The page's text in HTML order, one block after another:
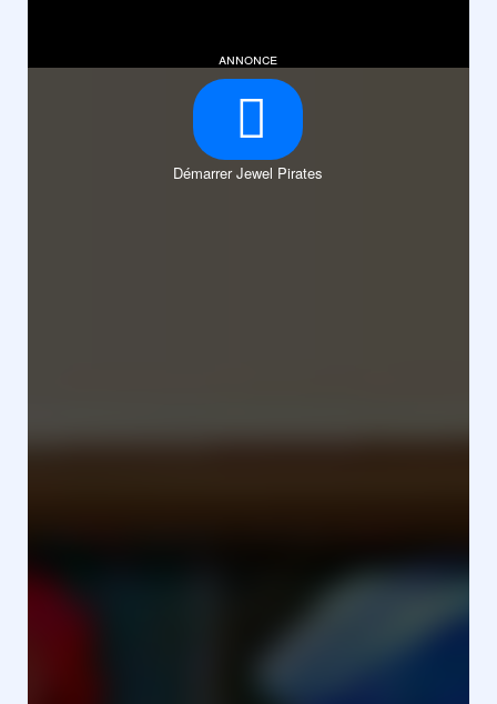
annonce
Démarrer Jewel Pirates